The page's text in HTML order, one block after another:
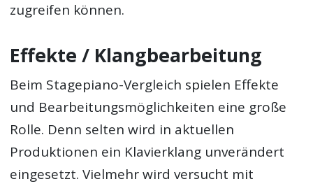
zugreifen können.
Effekte / Klangbearbeitung
Beim Stagepiano-Vergleich spielen Effekte
und Bearbeitungsmöglichkeiten eine große
Rolle. Denn selten wird in aktuellen
Produktionen ein Klavierklang unverändert
eingesetzt. Vielmehr wird versucht mit